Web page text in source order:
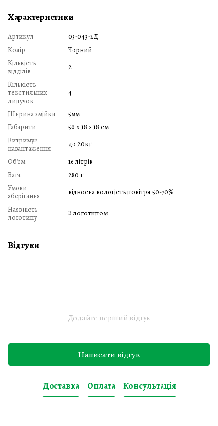
Характеристики
Артикул
03-043-2Д
Колір
Чорний
Кількість
відділів
2
Кількість
текстильних
липучок
4
Ширина змійки
5мм
Габарити
50 х 18 х 18 см
Витримує
навантаження
до 20кг
Об'єм
16 літрів
Вага
280 г
Умови
зберігання
відносна вологість повітря 50-70%
Наявність
логотипу
З логотипом
Відгуки
Додайте перший відгук
Написати відгук
Доставка Оплата Консультація